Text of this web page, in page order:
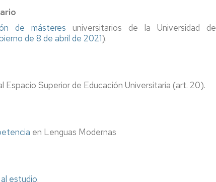
de másteres universitarios de la Universidad de
de 8 de abril de 2021).
Espacio Superior de Educación Universitaria (art. 20).
en Lenguas Modernas
estudio.